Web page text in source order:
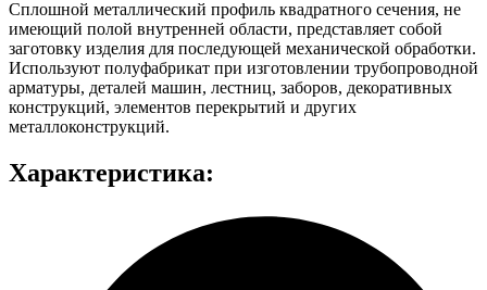
Сплошной металлический профиль квадратного сечения, не
имеющий полой внутренней области, представляет собой
заготовку изделия для последующей механической обработки.
Используют полуфабрикат при изготовлении трубопроводной
арматуры, деталей машин, лестниц, заборов, декоративных
конструкций, элементов перекрытий и других
металлоконструкций.
Характеристика: